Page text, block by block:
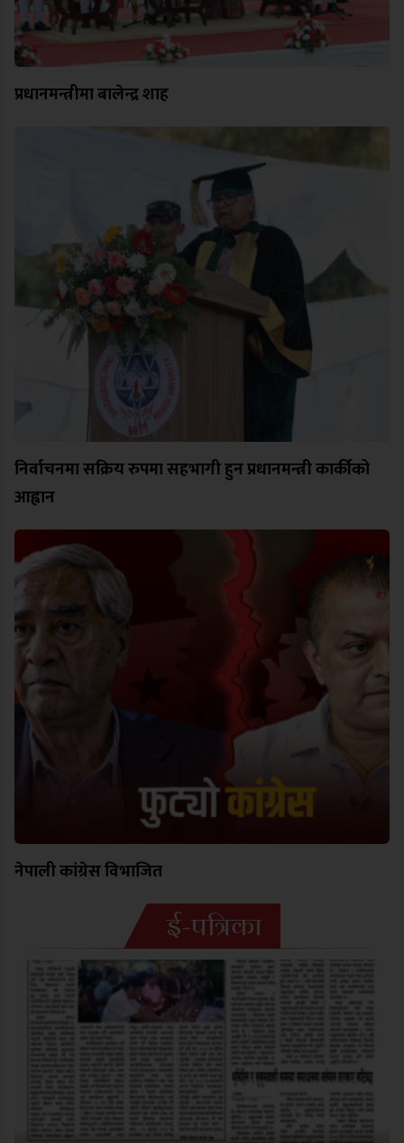
प्रधानमन्त्रीमा बालेन्द्र शाह
निर्वाचनमा सक्रिय रुपमा सहभागी हुन प्रधानमन्त्री कार्कीको
आह्वान
नेपाली कांग्रेस विभाजित
ई-पत्रिका